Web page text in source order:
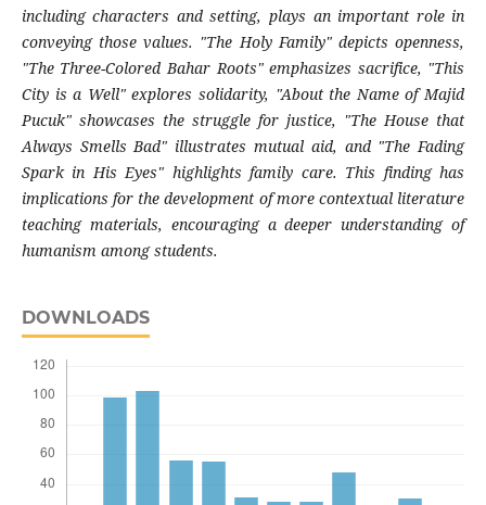
including characters and setting, plays an important role in
conveying those values. "The Holy Family" depicts openness,
"The Three-Colored Bahar Roots" emphasizes sacrifice, "This
City is a Well" explores solidarity, "About the Name of Majid
Pucuk" showcases the struggle for justice, "The House that
Always Smells Bad" illustrates mutual aid, and "The Fading
Spark in His Eyes" highlights family care. This finding has
implications for the development of more contextual literature
teaching materials, encouraging a deeper understanding of
humanism among students.
DOWNLOADS